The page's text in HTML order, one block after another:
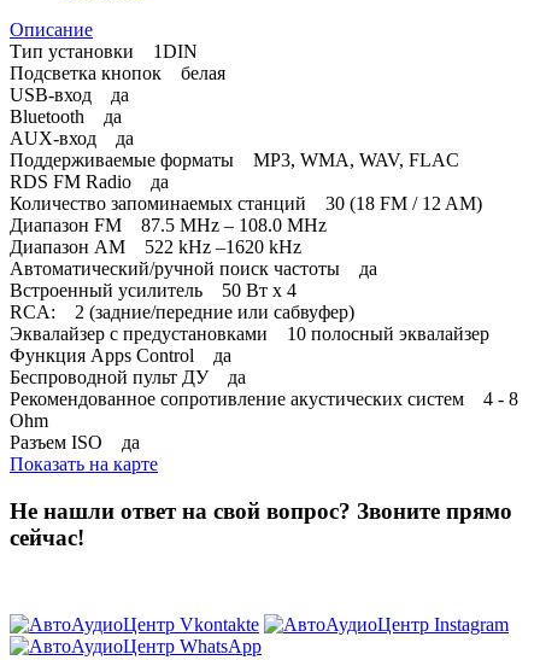
Описание
Тип установки 1DIN
Подсветка кнопок белая
USB-вход да
Bluetooth да
AUX-вход да
Поддерживаемые форматы MP3, WMA, WAV, FLAC
RDS FM Radio да
Количество запоминаемых станций 30 (18 FM / 12 AM)
Диапазон FM 87.5 MHz – 108.0 MHz
Диапазон AM 522 kHz –1620 kHz
Автоматический/ручной поиск частоты да
Встроенный усилитель 50 Вт х 4
RCA: 2 (задние/передние или сабвуфер)
Эквалайзер с предустановками 10 полосный эквалайзер
Функция Apps Control да
Беспроводной пульт ДУ да
Рекомендованное сопротивление акустических систем 4 - 8
Ohm
Разъем ISO да
Показать на карте
Не нашли ответ на свой вопрос? Звоните прямо
сейчас!